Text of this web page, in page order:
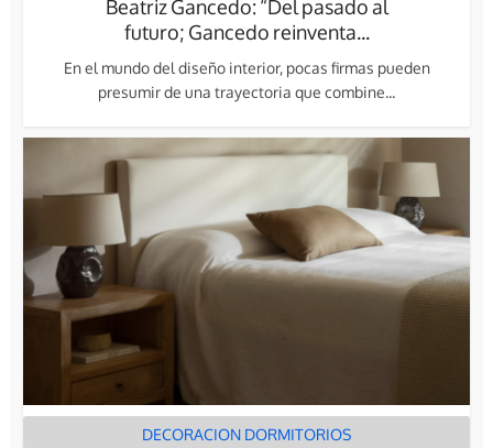
Beatriz Gancedo: “Del pasado al
futuro; Gancedo reinventa...
En el mundo del diseño interior, pocas firmas pueden
presumir de una trayectoria que combine...
DECORACION DORMITORIOS